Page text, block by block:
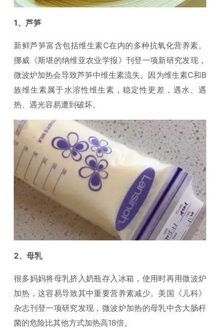
1、芦笋
新鲜芦笋富含包括维生素C在内的多种抗氧化营养素。
挪威《斯堪的纳维亚农业学报》刊登一项新研究发现，
微波炉加热会导致芦笋中维生素流失。因为维生素C和B
族维生素属于水溶性维生素，稳定性更差，遇水、遇
热、遇光容易遭到破坏。
2、母乳
很多妈妈将母乳挤入奶瓶存入冰箱，使用时再用微波炉
加热，这容易导致其中重要营养素减少。美国《儿科》
杂志刊登一项研究发现，微波炉加热的母乳中含大肠杆
菌的危险比其他方式加热高18倍。